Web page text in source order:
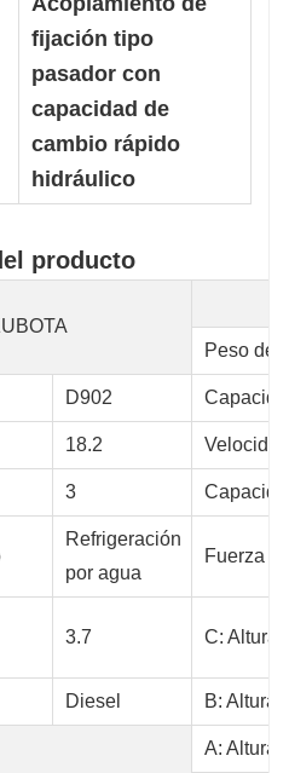
fijación tipo
pasador con
capacidad de
cambio rápido
hidráulico
producto
Peso de
D902
18.2
3
Refrigeración
por agua
Fuerza
3.7 C: Altura
Diesel B: Altura
A: Altura